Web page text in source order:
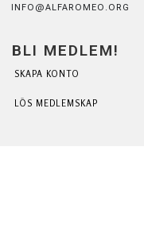
INFO@ALFAROMEO.ORG
BLI MEDLEM!
SKAPA KONTO
LÖS MEDLEMSKAP